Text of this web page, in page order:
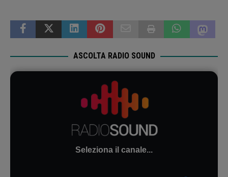
ASCOLTA RADIO SOUND
Seleziona il canale...